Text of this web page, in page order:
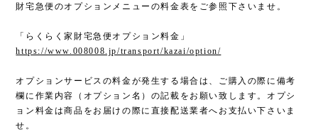
財宅急便のオプションメニューの料金表をご参照下さいませ。
「らくらく家財宅急便オプション料金」
https://www.008008.jp/transport/kazai/option/
オプションサービスの料金が発生する場合は、ご購入の際に備考
欄に作業内容（オプション名）の記載をお願い致します。オプシ
ョン料金は商品をお届けの際に直接配送業者へお支払い下さいま
せ。